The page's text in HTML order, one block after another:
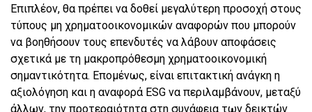
Επιπλέον, θα πρέπει να δοθεί μεγαλύτερη προσοχή στους
τύπους μη χρηματοοικονομικών αναφορών που μπορούν
να βοηθήσουν τους επενδυτές να λάβουν αποφάσεις
σχετικά με τη μακροπρόθεσμη χρηματοοικονομική
σημαντικότητα. Επομένως, είναι επιτακτική ανάγκη η
αξιολόγηση και η αναφορά ESG να περιλαμβάνουν, μεταξύ
άλλων, την προτεραιότητα στη συνάφεια των δεικτών